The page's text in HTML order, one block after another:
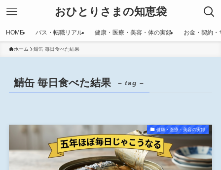
おひとりさまの知恵袋
HOME バス・転職リアル 健康・医療・美容・体の実録 お金・契約
ホーム 鯖缶 毎日食べた結果
鯖缶 毎日食べた結果 – tag –
健康・医療・美容の実録